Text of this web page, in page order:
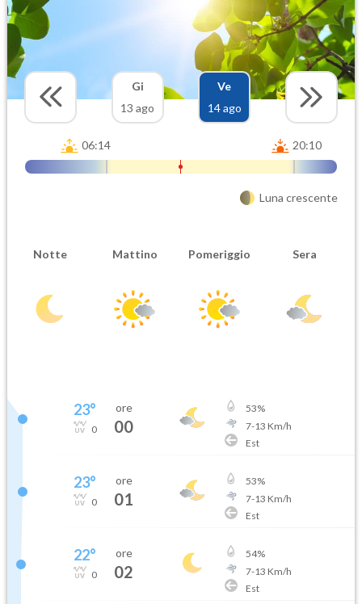
Gi
13 ago
Ve
14 ago
06:14 20:10
Luna crescente
Notte Mattino Pomeriggio Sera
23°
0
ore
00
53%
7-13 Km/h
Est
23°
0
ore
01
53%
7-13 Km/h
Est
22°
0
ore
02
54%
7-13 Km/h
Est